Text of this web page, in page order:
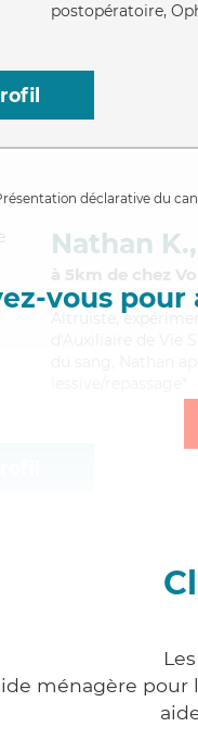
postopératoire,
déclarative du
vous pour
Nathan K.,
à 5km de chez
,
d'Auxiliaire de Vie
ménagère